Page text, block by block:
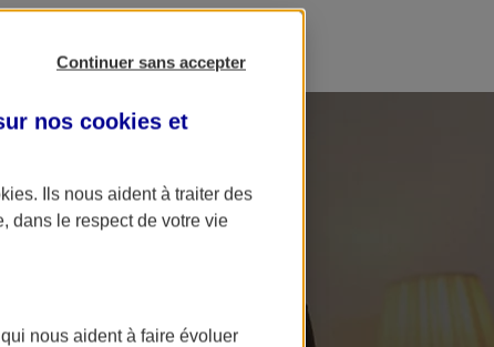
Continuer sans accepter
nos cookies et
. Ils nous aident à traiter des
dans le respect de votre vie
nous aident à faire évoluer